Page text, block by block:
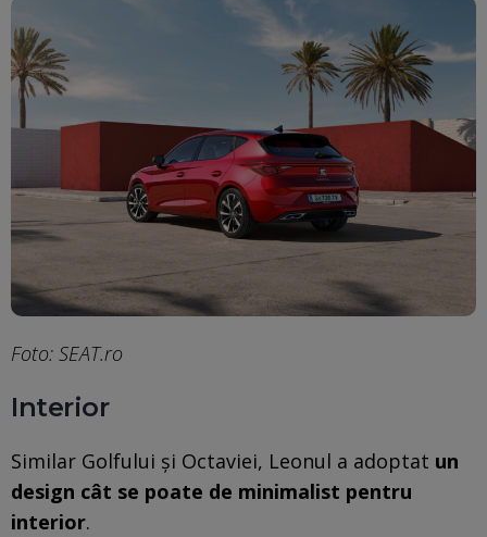
Foto: SEAT.ro
Interior
Similar Golfului și Octaviei, Leonul a adoptat un
design cât se poate de minimalist pentru
interior.